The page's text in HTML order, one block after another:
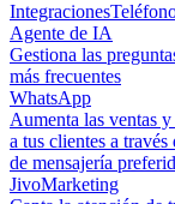
Integraciones
Agente de IA
Gestiona las
más frecuentes
WhatsApp
Aumenta las ventas
a tus clientes a
de mensajería
JivoMarketing